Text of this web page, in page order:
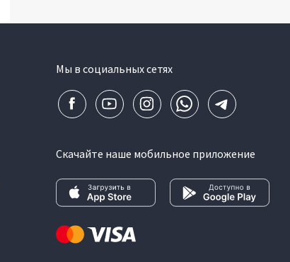
Мы в социальных сетях
Скачайте наше мобильное приложение